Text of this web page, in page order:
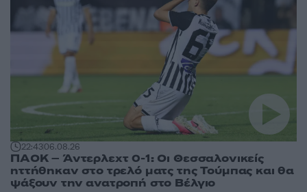
22:4306.08.26
ΠΑΟΚ – Άντερλεχτ 0-1: Οι Θεσσαλονικείς
ηττήθηκαν στο τρελό ματς της Τούμπας και θα
ψάξουν την ανατροπή στο Βέλγιο